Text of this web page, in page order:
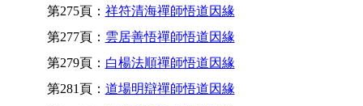
第275頁： 祥符清海禪師悟道因緣
第277頁： 雲居善悟禪師悟道因緣
第279頁： 白楊法順禪師悟道因緣
第281頁： 道場明辯禪師悟道因緣